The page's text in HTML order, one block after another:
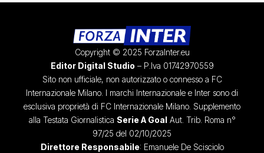
Copyright © 2025 ForzaInter.eu
Editor Digital Studio – P.Iva 01742970559
Sito non ufficiale, non autorizzato o connesso a FC
Internazionale Milano. I marchi Internazionale e Inter sono di
esclusiva proprietà di FC Internazionale Milano. Supplemento
alla Testata Giornalistica Serie A GoalAut. Trib. Roma n°
97/25 del 02/10/2025
Direttore Responsabile: Emanuele De Scisciolo